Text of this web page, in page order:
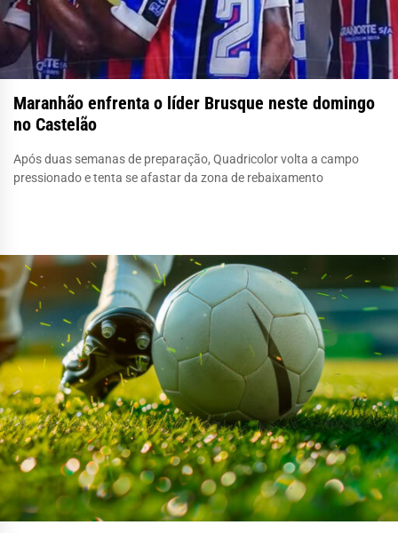
Maranhão enfrenta o líder Brusque neste domingo
no Castelão
Após duas semanas de preparação, Quadricolor volta a campo
pressionado e tenta se afastar da zona de rebaixamento